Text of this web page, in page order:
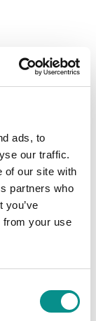
ads, to
our traffic.
of our site with
partners who
you’ve
from your use
extreem
5S ook